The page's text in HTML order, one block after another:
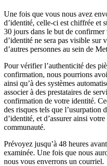
Une fois que vous nous avez
d’identité, celle-ci est chiffrée et
30 jours dans le but de
d’identité ne sera pas visible
d’autres personnes au sein de
Pour vérifier l’authenticité des
confirmation, nous pourrions
ainsi qu’à des systèmes
associer à des prestataires de
confirmation de votre identité.
des risques tels que l’usurpation
d’identité, et d’assurer ainsi
communauté.
Prévoyez jusqu’à 48 heures
examinée. Une fois que nous
nous vous enverrons un courriel.